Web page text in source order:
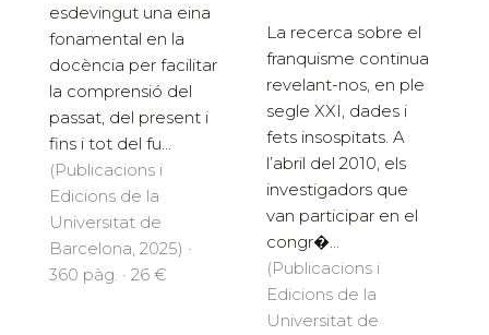
esdevingut una eina
fonamental en la
docència per facilitar
la comprensió del
passat, del present i
fins i tot del fu...
(Publicacions i
Edicions de la
Universitat de
Barcelona, 2025) ·
360 pàg. · 26 €
La recerca sobre el
franquisme continua
revelant-nos, en ple
segle XXI, dades i
fets insospitats. A
l’abril del 2010, els
investigadors que
van participar en el
congr�...
(Publicacions i
Edicions de la
Universitat de